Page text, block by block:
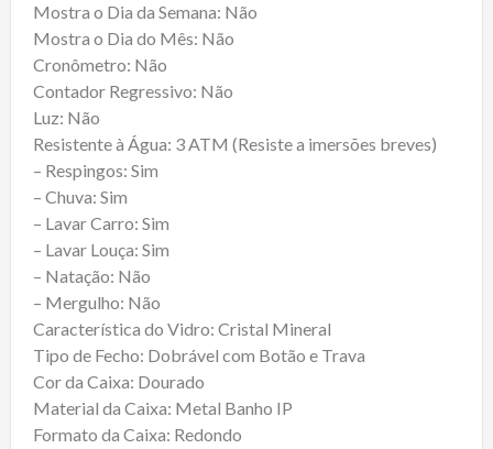
Mostra o Dia da Semana: Não
Mostra o Dia do Mês: Não
Cronômetro: Não
Contador Regressivo: Não
Luz: Não
Resistente à Água: 3 ATM (Resiste a imersões breves)
– Respingos: Sim
– Chuva: Sim
– Lavar Carro: Sim
– Lavar Louça: Sim
– Natação: Não
– Mergulho: Não
Característica do Vidro: Cristal Mineral
Tipo de Fecho: Dobrável com Botão e Trava
Cor da Caixa: Dourado
Material da Caixa: Metal Banho IP
Formato da Caixa: Redondo